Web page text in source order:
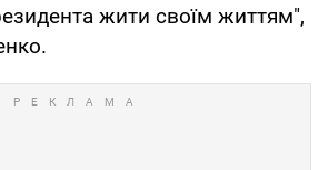
жити своїм життям",